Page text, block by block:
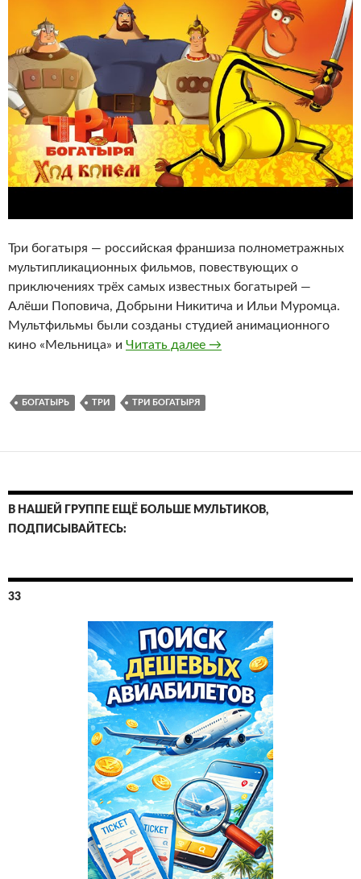
Три богатыря — российская франшиза полнометражных
мультипликационных фильмов, повествующих о
приключениях трёх самых известных богатырей —
Алёши Поповича, Добрыни Никитича и Ильи Муромца.
Мультфильмы были созданы студией анимационного
кино «Мельница» и Читать далее Три богатыря. Все серии
→
БОГАТЫРЬ ТРИ ТРИ БОГАТЫРЯ
В НАШЕЙ ГРУППЕ ЕЩЁ БОЛЬШЕ МУЛЬТИКОВ,
ПОДПИСЫВАЙТЕСЬ:
33